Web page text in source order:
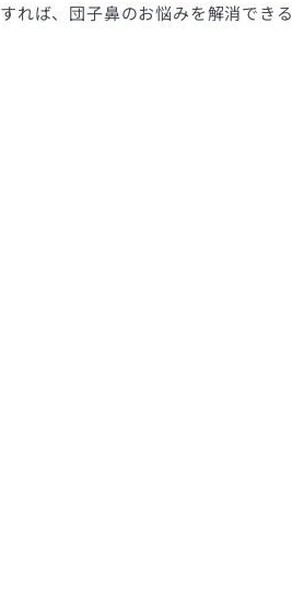
すれば、団子鼻のお悩みを解消できる